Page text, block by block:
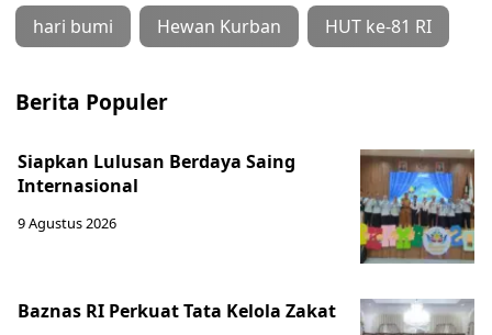
hari bumi Hewan Kurban HUT ke-81 RI
Berita Populer
Siapkan Lulusan Berdaya Saing
Internasional
9 Agustus 2026
Baznas RI Perkuat Tata Kelola Zakat